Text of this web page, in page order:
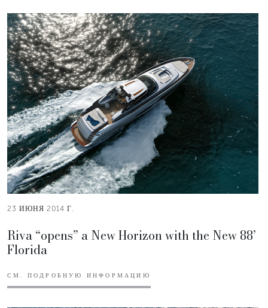
23 ИЮНЯ 2014 Г.
Riva “opens” a New Horizon with the New 88’
Florida
СМ. ПОДРОБНУЮ ИНФОРМАЦИЮ